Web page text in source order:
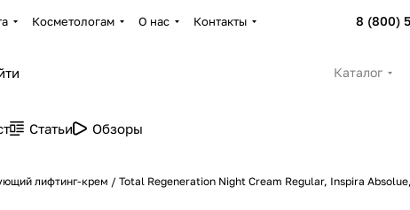
Косметологам О нас Контакты 8 (800)
Каталог
Статьи Обзоры
лифтинг-крем / Total Regeneration Night Cream Regular, Inspira